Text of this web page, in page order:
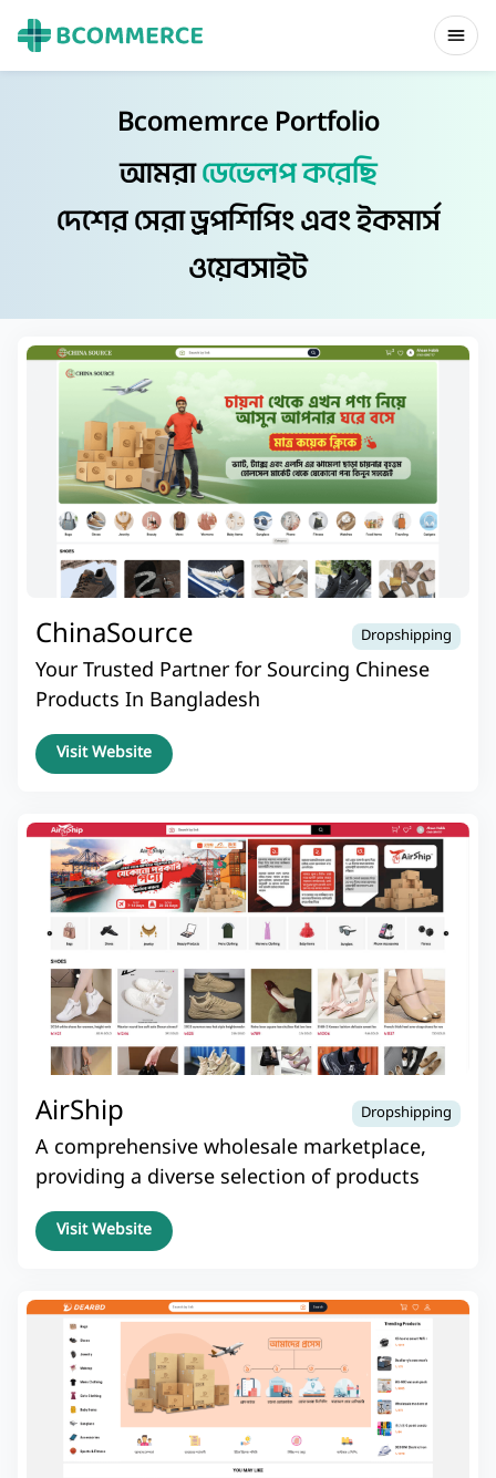
Bcomemrce Portfolio
আমরাডেভেলপ করেছি
দেশের সেরা ড্রপশিপিং এবং ইকমার্স
ওয়েবসাইট
ChinaSource Dropshipping
Your Trusted Partner for Sourcing Chinese
Products In Bangladesh
Visit Website
AirShip Dropshipping
A comprehensive wholesale marketplace,
providing a diverse selection of products
Visit Website